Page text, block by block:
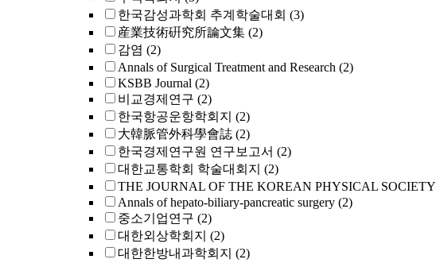
한국감성과학회 추계학술대회 (3)
産業技術硏究所論文集 (2)
감염 (2)
Annals of Surgical Treatment and Research (2)
KSBB Journal (2)
비교경제연구 (2)
한국항공운항학회지 (2)
大韓脈管外科學會誌 (2)
한국경제연구원 연구보고서 (2)
대한교통학회 학술대회지 (2)
THE JOURNAL OF THE KOREAN PHYSICAL SOCIETY
Annals of hepato-biliary-pancreatic surgery (2)
중소기업연구 (2)
대한외상학회지 (2)
대한한방내과학회지 (2)